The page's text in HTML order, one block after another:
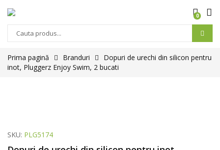
0
Prima pagină Branduri
Dopuri de urechi din silicon pentru
inot, Pluggerz Enjoy Swim, 2 bucati
SKU: PLG5174